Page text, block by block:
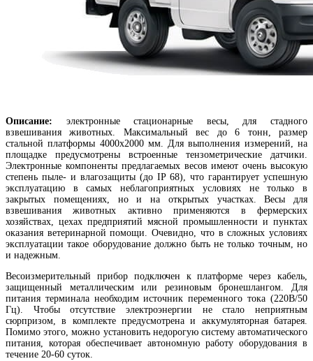
Описание: электронные стационарные весы, для стадного
взвешивания животных. Максимальный вес до 6 тонн, размер
стальной платформы 4000х2000 мм. Для выполнения измерений, на
площадке предусмотрены встроенные тензометрические датчики.
Электронные компоненты предлагаемых весов имеют очень высокую
степень пыле- и влагозащиты (до IP 68), что гарантирует успешную
эксплуатацию в самых неблагоприятных условиях не только в
закрытых помещениях, но и на открытых участках. Весы для
взвешивания животных активно применяются в фермерских
хозяйствах, цехах предприятий мясной промышленности и пунктах
оказания ветеринарной помощи. Очевидно, что в сложных условиях
эксплуатации такое оборудование должно быть не только точным, но
и надежным.
Весоизмерительный прибор подключен к платформе через кабель,
защищенный металлическим или резиновым бронешлангом. Для
питания терминала необходим источник переменного тока (220В/50
Гц). Чтобы отсутствие электроэнергии не стало неприятным
сюрпризом, в комплекте предусмотрена и аккумуляторная батарея.
Помимо этого, можно установить недорогую систему автоматического
питания, которая обеспечивает автономную работу оборудования в
течение 20-60 суток.